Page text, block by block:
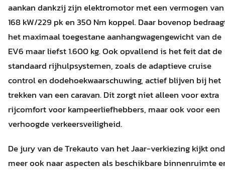
aankan dankzij zijn elektromotor met een vermogen van
168 kW/229 pk en 350 Nm koppel. Daar bovenop
het maximaal toegestane aanhangwagengewicht van de
EV6 maar liefst 1.600 kg. Ook opvallend is het feit dat de
standaard rijhulpsystemen, zoals de adaptieve cruise
control en dodehoekwaarschuwing, actief blijven bij het
trekken van een caravan. Dit zorgt niet alleen voor extra
rijcomfort voor kampeerliefhebbers, maar ook voor een
verhoogde verkeersveiligheid.
De jury van de Trekauto van het Jaar-verkiezing kijkt
meer ook naar aspecten als beschikbare binnenruimte